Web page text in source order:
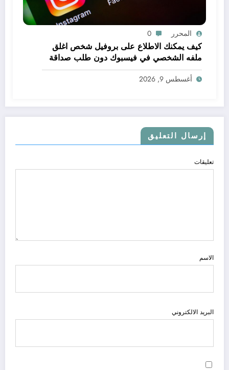
المحرر 0
كيف يمكنك الاطلاع على بروفيل شخص اغلق
ملفه الشخصي في فيسبوك دون طلب صداقة
.. الاطلاع على محتوى صفحة شخص اغلق ملفه
الشخصي في فيسبوك دون طلب صداقة
أغسطس 9, 2026
إرسال التعليق
تعليقات
الاسم
البريد الالكتروني